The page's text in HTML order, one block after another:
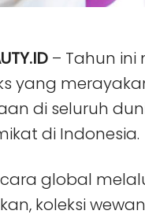
– Tahun
yang
di seluruh
di Indonesia.
global
koleksi